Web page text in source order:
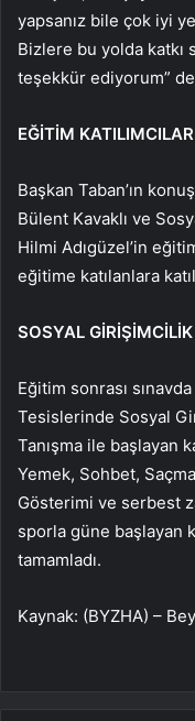
yapsanız bile çok iyi
Bizlere bu yolda
teşekkür ediyorum”
EĞİTİM
Başkan Taban’ın
Bülent Kavaklı ve
Hilmi Adıgüzel’in
eğitime katılanlara
SOSYAL
Eğitim sonrası
Tesislerinde Sosyal
Tanışma ile başlayan
Yemek, Sohbet,
Gösterimi ve serbest
sporla güne başlayan
tamamladı.
Kaynak: (BYZHA) –